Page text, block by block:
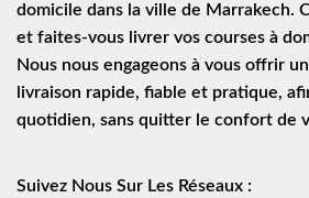
domicile dans la ville de Marrakech.
et faites-vous livrer vos courses à
Nous nous engageons à vous offrir
livraison rapide, fiable et pratique,
quotidien, sans quitter le confort de
Suivez Nous Sur Les Réseaux :